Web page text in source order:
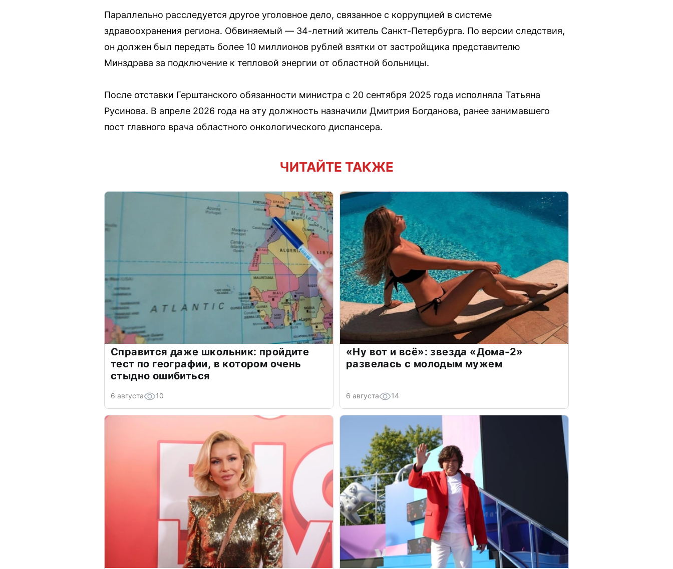
Параллельно расследуется другое уголовное дело, связанное с коррупцией в системе
здравоохранения региона. Обвиняемый — 34-летний житель Санкт-Петербурга. По версии следствия,
он должен был передать более 10 миллионов рублей взятки от застройщика представителю
Минздрава за подключение к тепловой энергии от областной больницы.
После отставки Герштанского обязанности министра с 20 сентября 2025 года исполняла Татьяна
Русинова. В апреле 2026 года на эту должность назначили Дмитрия Богданова, ранее занимавшего
пост главного врача областного онкологического диспансера.
ЧИТАЙТЕ ТАКЖЕ
Справится даже школьник: пройдите
тест по географии, в котором очень
стыдно ошибиться
6 августа 10
«Ну вот и всё»: звезда «Дома-2»
развелась с молодым мужем
6 августа 14